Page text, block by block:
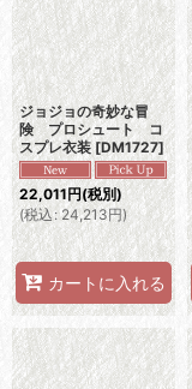
ジョジョの奇妙な冒
険 プロシュート コ
スプレ衣装 [DM1727]
22,011円(税別)
(税込 : 24,213円)
カートに入れる